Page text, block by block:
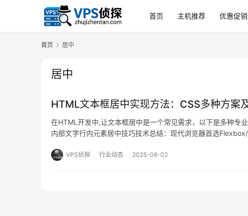
首页 主机推荐 优惠促销
首页 居中
居中
HTML文本框居中实现方法：CSS多种方案
在HTML开发中,让文本框居中是一个常见需求，以下是多种专
内部文字行内元素居中技巧技术总结：现代浏览器首选
VPS侦探 行业动态 2025-06-02